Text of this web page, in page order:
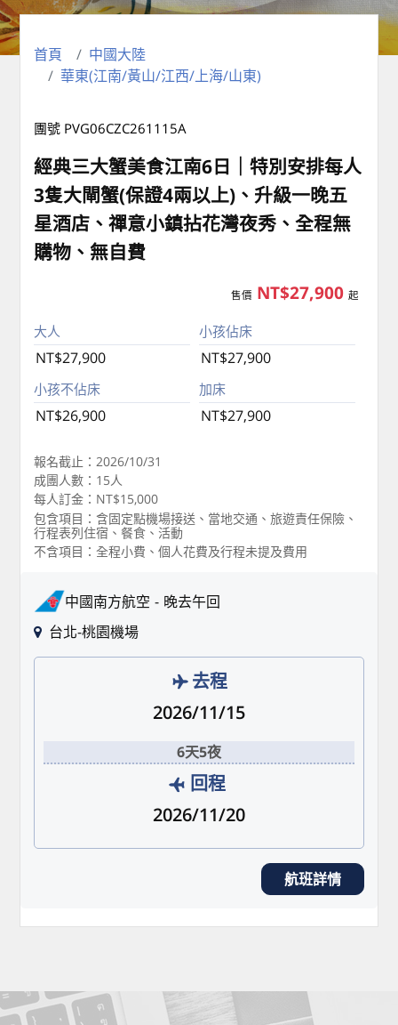
首頁
中國大陸
華東(江南/黃山/江西/上海/山東)
團號 PVG06CZC261115A
經典三大蟹美食江南6日｜特別安排每人
3隻大閘蟹(保證4兩以上)、升級一晚五
星酒店、禪意小鎮拈花灣夜秀、全程無
購物、無自費
售價 NT$27,900 起
大人
NT$27,900
小孩佔床
NT$27,900
小孩不佔床
NT$26,900
加床
NT$27,900
報名截止：2026/10/31
成團人數：15人
每人訂金：NT$15,000
包含項目：含固定點機場接送、當地交通、旅遊責任保險、
行程表列住宿、餐食、活動
不含項目：全程小費、個人花費及行程未提及費用
中國南方航空
晚去午回
台北-桃園機場
去程
2026/11/15
6天5夜
回程
2026/11/20
航班詳情